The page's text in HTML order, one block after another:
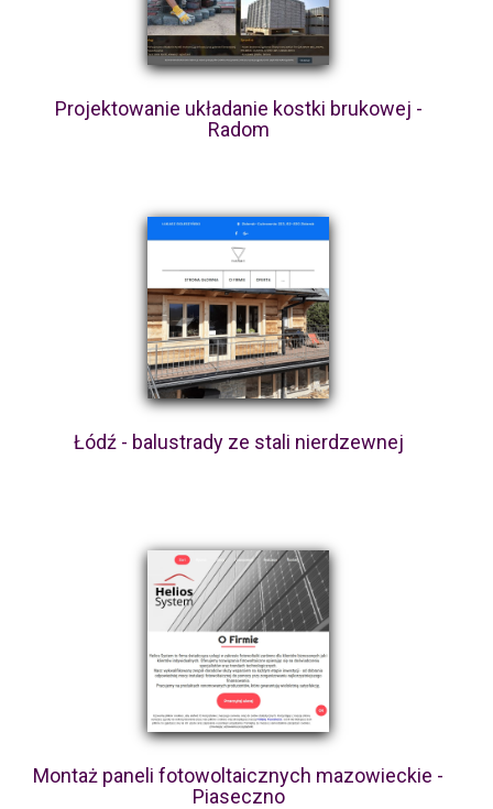
Projektowanie układanie kostki brukowej -
Radom
Łódź - balustrady ze stali nierdzewnej
Montaż paneli fotowoltaicznych mazowieckie -
Piaseczno